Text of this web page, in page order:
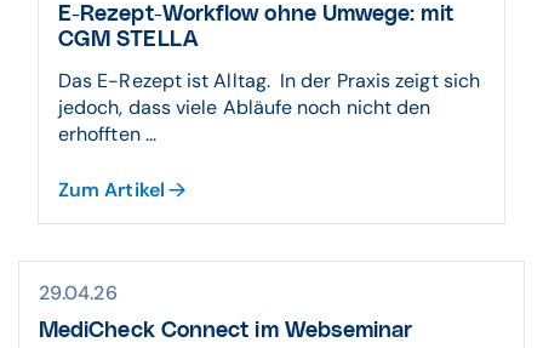
E-Rezept-Workflow ohne Umwege: mit
CGM STELLA
Das E-Rezept ist Alltag. In der Praxis zeigt sich
jedoch, dass viele Abläufe noch nicht den
erhofften ...
Zum Artikel
29.04.26
MediCheck Connect im Webseminar